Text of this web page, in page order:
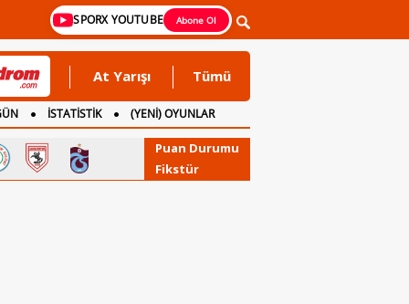
SPORX YOUTUBE Abone Ol
At Yarışı Tümü
İSTATİSTİK
(YENİ) OYUNLAR
Puan Durumu
Fikstür